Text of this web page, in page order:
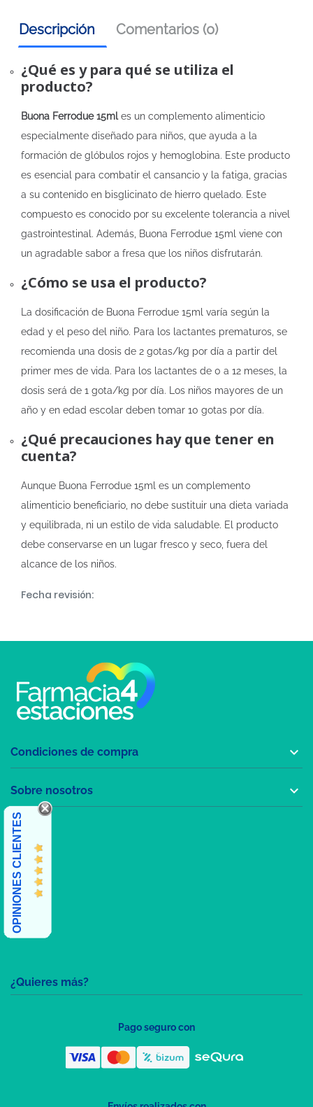
Descripción Comentarios (0)
¿Qué es y para qué se utiliza el
producto?
Buona Ferrodue 15mles un complemento alimenticio
especialmente diseñado para niños, que ayuda a la
formación de glóbulos rojos y hemoglobina. Este producto
es esencial para combatir el cansancio y la fatiga, gracias
a su contenido en bisglicinato de hierro quelado. Este
compuesto es conocido por su excelente tolerancia a nivel
gastrointestinal. Además, Buona Ferrodue 15ml viene con
un agradable sabor a fresa que los niños disfrutarán.
¿Cómo se usa el producto?
La dosificación de Buona Ferrodue 15ml varía según la
edad y el peso del niño. Para los lactantes prematuros, se
recomienda una dosis de 2 gotas/kg por día a partir del
primer mes de vida. Para los lactantes de 0 a 12 meses, la
dosis será de 1 gota/kg por día. Los niños mayores de un
año y en edad escolar deben tomar 10 gotas por día.
¿Qué precauciones hay que tener en
cuenta?
Aunque Buona Ferrodue 15ml es un complemento
alimenticio beneficiario, no debe sustituir una dieta variada
y equilibrada, ni un estilo de vida saludable. El producto
debe conservarse en un lugar fresco y seco, fuera del
alcance de los niños.
Fecha revisión:
¿Quieres más?
Condiciones de compra 
Sobre nosotros 
OPINIONES CLIENTES
Pago seguro con